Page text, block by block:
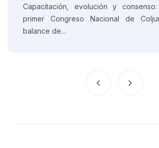
Capacitación, evolución y
primer Congreso Nacional de
balance de…